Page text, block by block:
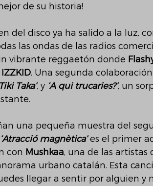
de su historia!
del disco ya ha salido a la luz,
las ondas de las radios
vibrante reggaetón donde
. Una segunda
Taka’, y ‘A qui trucaries?’, un
una pequeña muestra del
‘Atracció magnètica’ es el primer
con Mushkaa, una de las artistas
urbano catalán. Esta
llegar a sentir por alguien y